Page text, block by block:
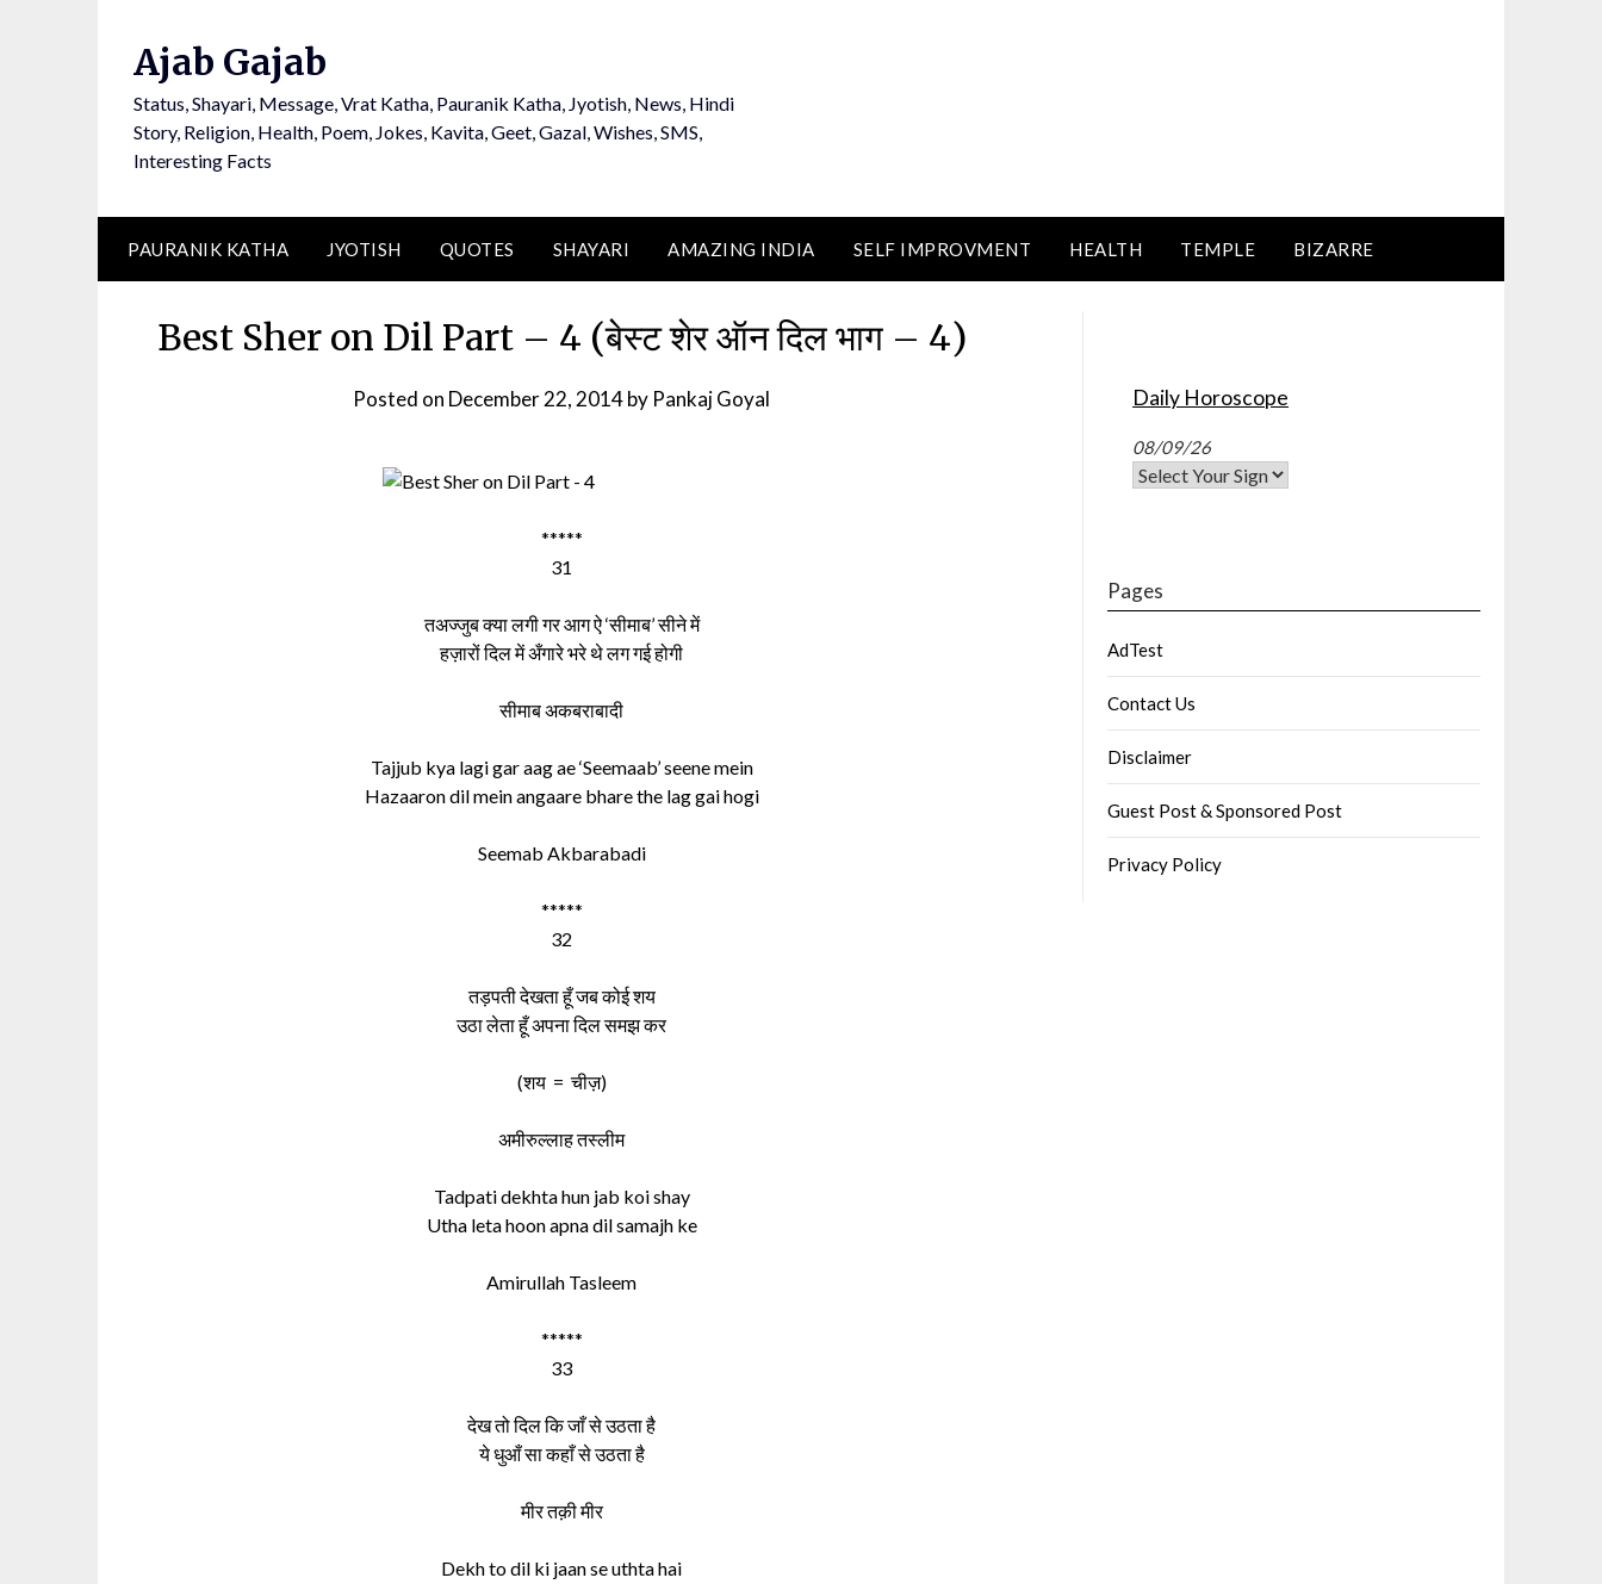
Ajab Gajab
Status, Shayari, Message, Vrat Katha, Pauranik Katha, Jyotish, News, Hindi
Story, Religion, Health, Poem, Jokes, Kavita, Geet, Gazal, Wishes, SMS,
Interesting Facts
PAURANIK KATHA JYOTISH QUOTES SHAYARI AMAZING INDIA SELF IMPROVMENT HEALTH TEMPLE BIZARRE
Best Sher on Dil Part – 4 (बेस्ट शेर ऑन दिल भाग – 4)
Posted on December 22, 2014by Pankaj Goyal
*****
31
तअज्जुब क्या लगी गर आग ऐ ‘सीमाब’ सीने में
हज़ारों दिल में अँगारे भरे थे लग गई होगी
सीमाब अकबराबादी
Tajjub kya lagi gar aag ae ‘Seemaab’ seene mein
Hazaaron dil mein angaare bhare the lag gai hogi
Seemab Akbarabadi
*****
32
तड़पती देखता हूँ जब कोई शय
उठा लेता हूँ अपना दिल समझ कर
(शय = चीज़)
अमीरुल्लाह तस्लीम
Tadpati dekhta hun jab koi shay
Utha leta hoon apna dil samajh ke
Amirullah Tasleem
*****
33
देख तो दिल कि जाँ से उठता है
ये धुआँ सा कहाँ से उठता है
मीर तक़ी मीर
Dekh to dil ki jaan se uthta hai
Daily Horoscope
08/09/26
Pages
AdTest
Contact Us
Disclaimer
Guest Post & Sponsored Post
Privacy Policy